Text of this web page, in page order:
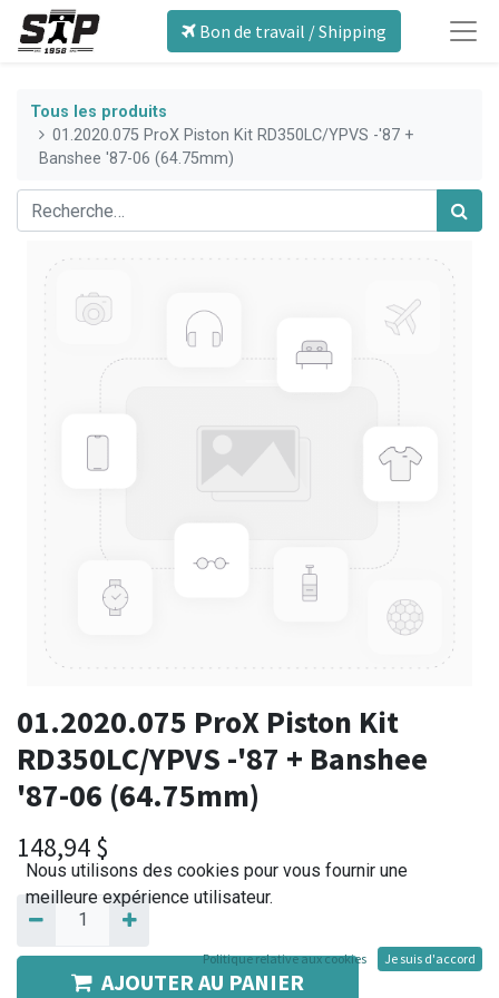
Bon de travail / Shipping
Tous les produits
01.2020.075 ProX Piston Kit RD350LC/YPVS -'87 +
Banshee '87-06 (64.75mm)
01.2020.075 ProX Piston Kit
RD350LC/YPVS -'87 + Banshee
'87-06 (64.75mm)
148,94 $
AJOUTER AU PANIER
Nous utilisons des cookies pour vous fournir une
meilleure expérience utilisateur.
Politique relative aux cookies Je suis d'accord